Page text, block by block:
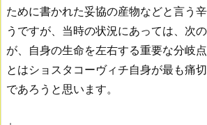
ために書かれた妥協の産物などと言う
うですが、当時の状況にあっては、次
が、自身の生命を左右する重要な分岐
とはショスタコーヴィチ自身が最も痛
であろうと思います。